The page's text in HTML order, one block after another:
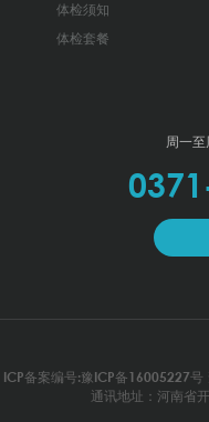
体检须知
体检套餐
周一
ICP备案编号:豫ICP备16005227号
通讯地址：河南省